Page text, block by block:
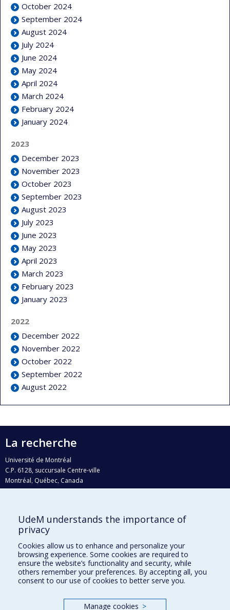
October 2024
September 2024
August 2024
July 2024
June 2024
May 2024
April 2024
March 2024
February 2024
January 2024
2023
December 2023
November 2023
October 2023
September 2023
August 2023
July 2023
June 2023
May 2023
April 2023
March 2023
February 2023
January 2023
2022
December 2022
November 2022
October 2022
September 2022
August 2022
La recherche
Université de Montréal
C.P. 6128, succursale Centre-ville
Montréal, Québec, Canada
H3C 3J7
Qui fait quoi?
Nous trouver
Plan du site
Accessibilité
UdeM understands the importance of
privacy
Cookies allow us to enhance and personalize your
browsing experience. Some cookies are required to
ensure the website’s functionality and security, while
others remember your preferences. By accepting all, you
consent to our use of cookies to better serve you.
Manage cookies >